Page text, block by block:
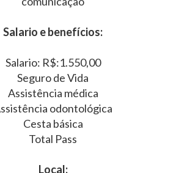
Salario e benefícios:
Salario: R$:1.550,00
Seguro de Vida
Assistência médica
odontológica
Cesta básica
Total Pass
Local: